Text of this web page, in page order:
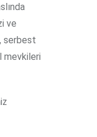
ve
serbest
mevkileri